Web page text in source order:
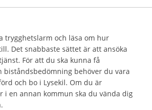
trygghetslarm och läsa om hur
Det snabbaste sättet är att ansöka
För att du ska kunna få
biståndsbedömning behöver du vara
och bo i Lysekil. Om du är
i en annan kommun ska du vända dig